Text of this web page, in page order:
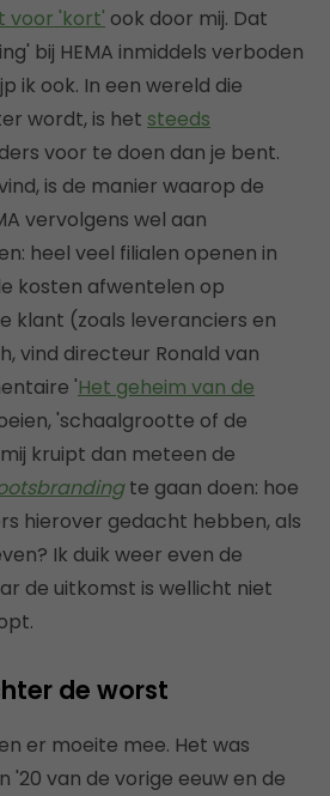
voor 'kort' ook door mij. Dat
bij HEMA inmiddels verboden
ik ook. In een wereld die
wordt, is het steeds
voor te doen dan je bent.
is de manier waarop de
vervolgens wel aan
heel veel filialen openen in
kosten afwentelen op
klant (zoals leveranciers en
vind directeur Ronald van
'Het geheim van de
'schaalgrootte of de
kruipt dan meteen de
te gaan doen: hoe
hierover gedacht hebben, als
Ik duik weer even de
de uitkomst is wellicht niet
de worst
er moeite mee. Het was
'20 van de vorige eeuw en de